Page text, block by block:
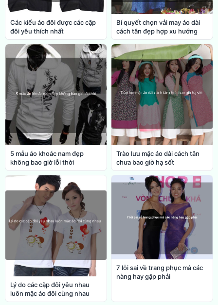
Các kiểu áo đôi được các cặp
đôi yêu thích nhất
Bí quyết chọn vải may áo dài
cách tân đẹp hợp xu hướng
5 mẫu áo khoác nam đẹp
không bao giờ lỗi thời
Trào lưu mặc áo dài cách tân
chưa bao giờ hạ sốt
Lý do các cặp đôi yêu nhau
luôn mặc áo đôi cùng nhau
7 lỗi sai về trang phục mà các
nàng hay gặp phải